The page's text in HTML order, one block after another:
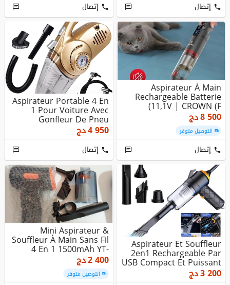
إتصال إتصال
Aspirateur À Main
Rechargeable Batterie
11,1V | CROWN (F)
8 500دج
التوصيل متوفر
إتصال
Aspirateur Portable 4 En
1 Pour Voiture Avec
Gonfleur De Pneu
Numériqu...
4 950دج
إتصال
Aspirateur Et Souffleur
2en1 Rechargeable Par
USB Compact Et Puissant
3 200دج
Mini Aspirateur &
Souffleur À Main Sans Fil
4 En 1 1500mAh YT-
M2050
2 400دج
التوصيل متوفر